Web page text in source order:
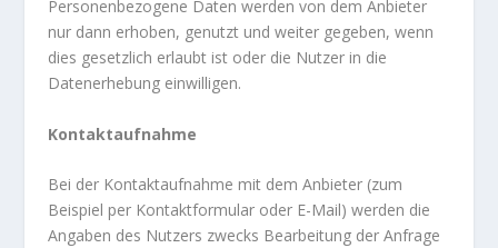
Personenbezogene Daten werden von dem Anbieter
nur dann erhoben, genutzt und weiter gegeben, wenn
dies gesetzlich erlaubt ist oder die Nutzer in die
Datenerhebung einwilligen.
Kontaktaufnahme
Bei der Kontaktaufnahme mit dem Anbieter (zum
Beispiel per Kontaktformular oder E-Mail) werden die
Angaben des Nutzers zwecks Bearbeitung der Anfrage